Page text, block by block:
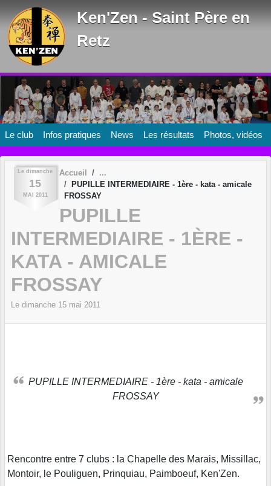
Ken'Zen - Saint Père en
Retz
Le club Infos pratiques News Les résultats Photos, vidéos
Le dimanche
15
MAI 2011
Accueil
PUPILLE INTERMEDIAIRE - 1ère - kata - amicale
FROSSAY
PUPILLE
INTERMEDIAIRE - 1ÈRE -
KATA - AMICALE
FROSSAY
Le dimanche 15 mai 2011
PUPILLE INTERMEDIAIRE - 1ère - kata - amicale
FROSSAY
Rencontre entre 7 clubs : la Chapelle des Marais, Missillac,
Montoir, le Pouliguen, Prinquiau, Paimboeuf, Ken'Zen.
Panneau de gestion des cookies